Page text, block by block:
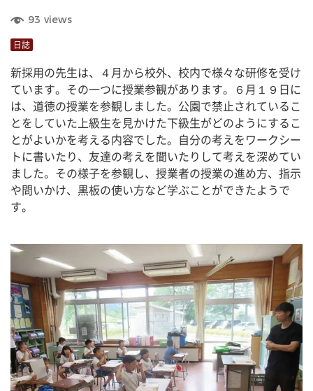
93 views
日誌
新採用の先生は、４月から校外、校内で様々な研修を受け
ています。その一つに授業参観があります。６月１９日に
は、道徳の授業を参観しました。公園で禁止されているこ
とをしていた上級生を見かけた下級生がどのようにするこ
とがよいかを考える内容でした。自分の考えをワークシー
トに書いたり、友達の考えを聞いたりして考えを深めてい
ました。その様子を参観し、授業者の授業の進め方、指示
や問いかけ、黒板の使い方など学ぶことができたようで
す。